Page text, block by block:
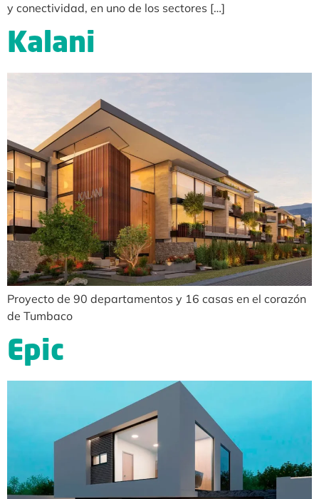
y conectividad, en uno de los sectores […]
Kalani
Proyecto de 90 departamentos y 16 casas en el corazón
de Tumbaco
Epic